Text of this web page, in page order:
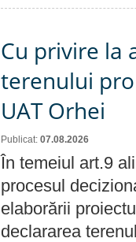
Cu privire la
terenului
UAT Orhei
Publicat: 07.08.2026
În temeiul art.9
procesul
elaborării
declararea